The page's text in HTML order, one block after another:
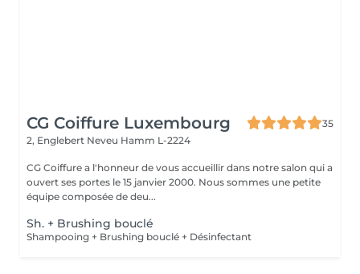
CG Coiffure Luxembourg
35
2, Englebert Neveu Hamm L-2224
CG Coiffure a l'honneur de vous accueillir dans notre salon qui a
ouvert ses portes le 15 janvier 2000. Nous sommes une petite
équipe composée de deu...
Sh. + Brushing bouclé
Shampooing + Brushing bouclé + Désinfectant